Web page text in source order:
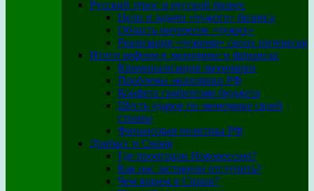
Русский этнос и русский бизнес
Цели и задачи «чужого» бизнеса
Область интересов «чужих»
Реализация «чужими» своих интересов
Итоги реформ в экономике и финансах
Криминализация экономики
Проблемы экономики РФ
Конфета грабителям бюджета
Шесть ударов по экономике своей
страны
Финансовая политика РФ
Донбасс и Сирия
Где проиграли Новороссию?
Как нас заставили отступить?
Чем воюем в Сирии?